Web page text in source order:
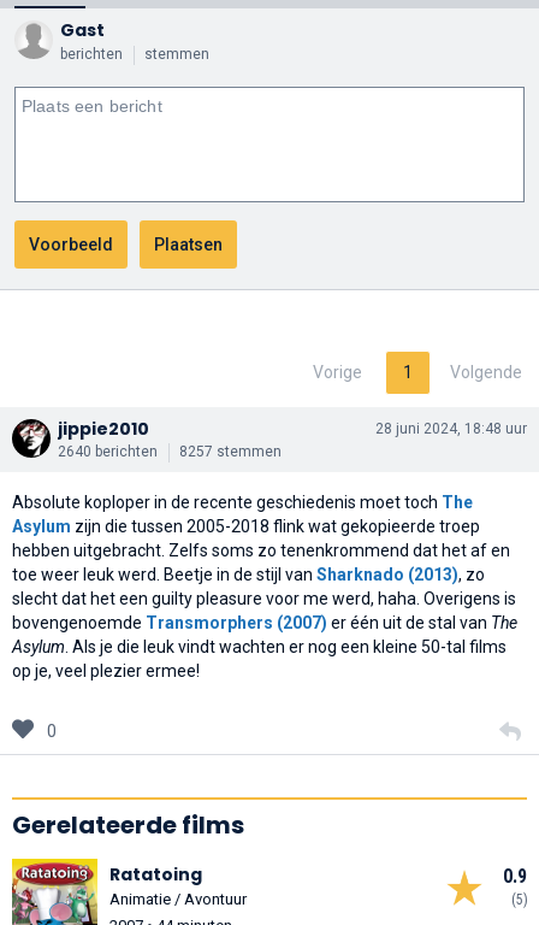
Gast
berichten stemmen
Vorige 1 Volgende
jippie2010
2640 berichten 8257 stemmen
28 juni 2024, 18:48 uur
Absolute koploper in de recente geschiedenis moet toch The
Asylum zijn die tussen 2005-2018 flink wat gekopieerde troep
hebben uitgebracht. Zelfs soms zo tenenkrommend dat het af en
toe weer leuk werd. Beetje in de stijl van Sharknado (2013), zo
slecht dat het een guilty pleasure voor me werd, haha. Overigens is
bovengenoemde Transmorphers (2007) er één uit de stal van The
Asylum. Als je die leuk vindt wachten er nog een kleine 50-tal films
op je, veel plezier ermee!
0
Gerelateerde films
0.9
(5)
Ratatoing
Animatie / Avontuur